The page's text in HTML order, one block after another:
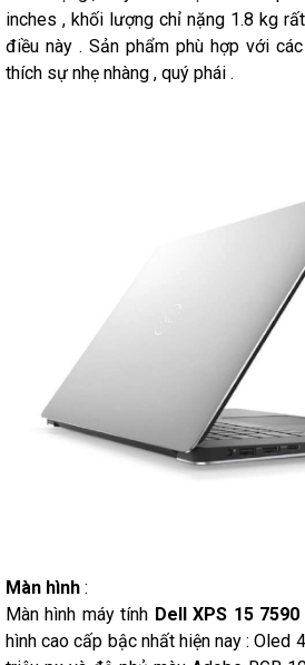
inches , khối lượng chỉ nặng 1.8 kg
điều này . Sản phẩm phù hợp với
thích sự nhẹ nhàng , quý phái .
Màn hình :
Màn hình máy tính Dell XPS 15 7590
hình cao cấp bậc nhất hiện nay : Oled